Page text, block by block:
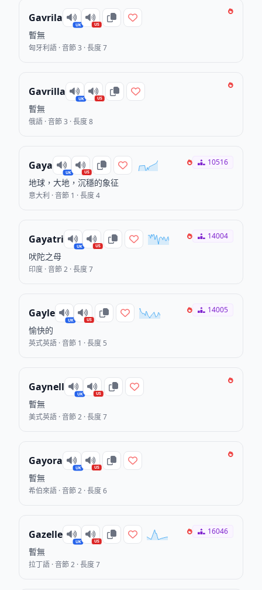
Gavrila
UK US
暫無
匈牙利語 · 音節 3 · 長度 7
Gavrilla
UK US
暫無
俄語 · 音節 3 · 長度 8
Gaya
UK US
地球，大地，沉穩的象征
意大利 · 音節 1 · 長度 4
10516
Gayatri
UK US
吠陀之母
印度 · 音節 2 · 長度 7
14004
Gayle
UK US
愉快的
英式英語 · 音節 1 · 長度 5
14005
Gaynell
UK US
暫無
美式英語 · 音節 2 · 長度 7
Gayora
UK US
暫無
希伯來語 · 音節 2 · 長度 6
Gazelle
UK US
暫無
拉丁語 · 音節 2 · 長度 7
16046